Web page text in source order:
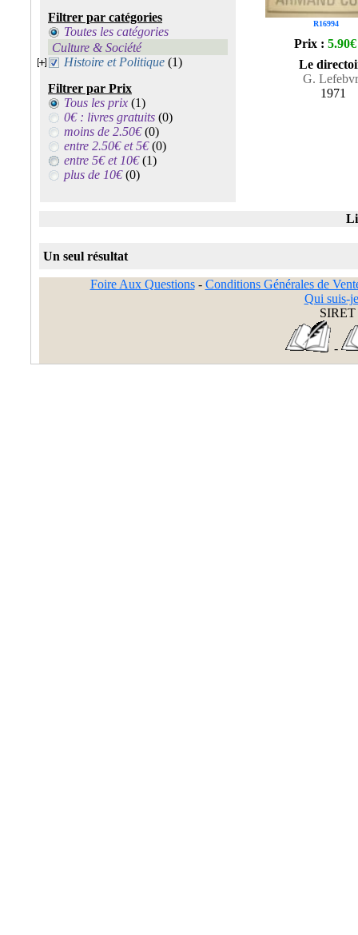
Filtrer par catégories
Toutes les catégories
Culture & Société
Histoire et Politique (1)
Filtrer par Prix
Tous les prix (1)
0€ : livres gratuits (0)
moins de 2.50€(0)
entre 2.50€ et 5€(0)
entre 5€ et 10€(1)
plus de 10€(0)
R16994
Prix : 5.90€
Le
G.
1971
Un seul résultat
Foire Aux Questions- Conditions Générales de
Qui suis-
SIRET
-